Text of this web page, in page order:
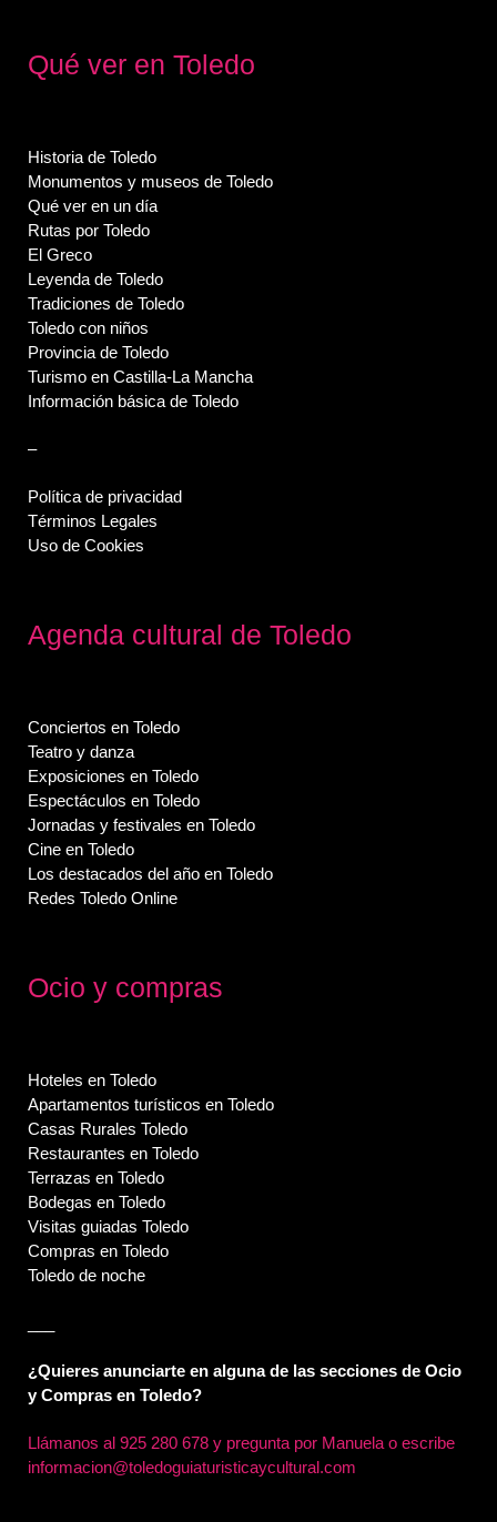
Qué ver en Toledo
Historia de Toledo
Monumentos y museos de Toledo
Qué ver en un día
Rutas por Toledo
El Greco
Leyenda de Toledo
Tradiciones de Toledo
Toledo con niños
Provincia de Toledo
Turismo en Castilla-La Mancha
Información básica de Toledo
–
Política de privacidad
Términos Legales
Uso de Cookies
Agenda cultural de Toledo
Conciertos en Toledo
Teatro y danza
Exposiciones en Toledo
Espectáculos en Toledo
Jornadas y festivales en Toledo
Cine en Toledo
Los destacados del año en Toledo
Redes Toledo Online
Ocio y compras
Hoteles en Toledo
Apartamentos turísticos en Toledo
Casas Rurales Toledo
Restaurantes en Toledo
Terrazas en Toledo
Bodegas en Toledo
Visitas guiadas Toledo
Compras en Toledo
Toledo de noche
¿Quieres anunciarte en alguna de las secciones de Ocio
y Compras en Toledo?
Llámanos al925 280 678 y pregunta por Manuela o escribe
informacion@toledoguiaturisticaycultural.com